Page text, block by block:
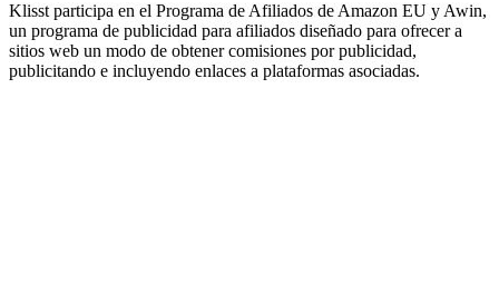
Klisst participa en el Programa de Afiliados de Amazon EU y Awin,
un programa de publicidad para afiliados diseñado para ofrecer a
sitios web un modo de obtener comisiones por publicidad,
publicitando e incluyendo enlaces a plataformas asociadas.